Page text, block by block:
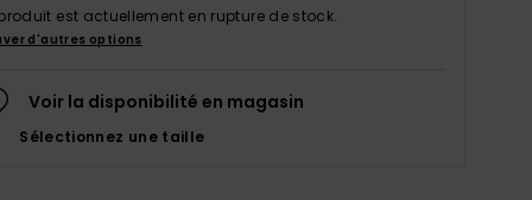
est actuellement en rupture de stock.
d'autres options
Voir la disponibilité en magasin
Sélectionnez une taille